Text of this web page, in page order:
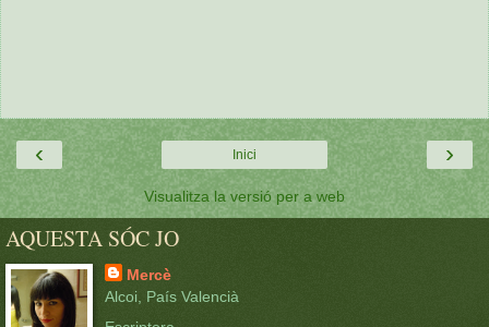
‹ ›
Inici
Visualitza la versió per a web
AQUESTA SÓC JO
Mercè
Alcoi, País Valencià